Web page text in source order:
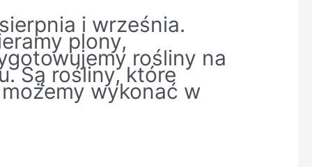
i września.
plony,
rośliny na
Są rośliny, które
wykonać w